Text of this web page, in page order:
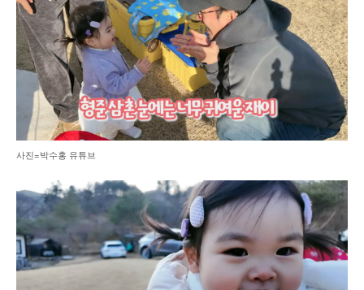
사진=박수홍 유튜브